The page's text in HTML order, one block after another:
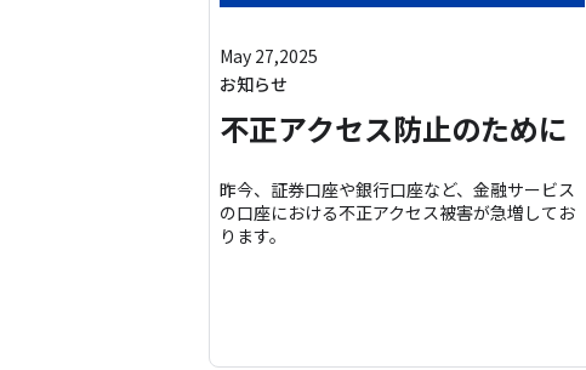
May 27,2025
お知らせ
不正アクセス防止のために
昨今、証券口座や銀行口座など、金融サービス
の口座における不正アクセス被害が急増してお
ります。